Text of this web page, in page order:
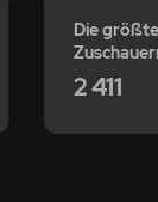
Die
2 411